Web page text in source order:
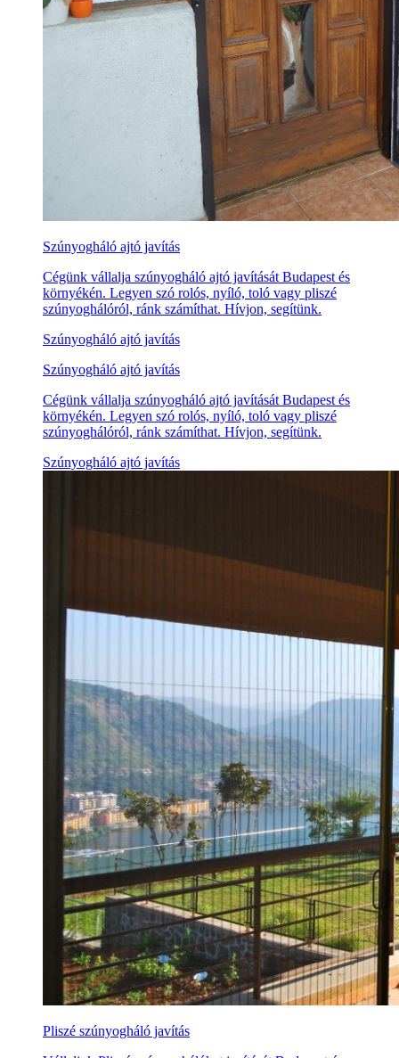
Szúnyogháló ajtó javítás
Cégünk vállalja szúnyogháló ajtó javítását Budapest és
környékén. Legyen szó rolós, nyíló, toló vagy pliszé
szúnyoghálóról, ránk számíthat. Hívjon, segítünk.
Szúnyogháló ajtó javítás
Szúnyogháló ajtó javítás
Cégünk vállalja szúnyogháló ajtó javítását Budapest és
környékén. Legyen szó rolós, nyíló, toló vagy pliszé
szúnyoghálóról, ránk számíthat. Hívjon, segítünk.
Szúnyogháló ajtó javítás
Pliszé szúnyogháló javítás